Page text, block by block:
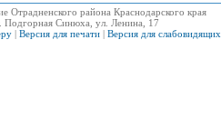
Отрадненского района Краснодарского края
Подгорная Синюха, ул. Ленина, 17
| Версия для печати | Версия для слабовидящих